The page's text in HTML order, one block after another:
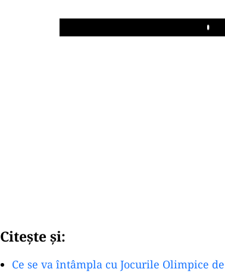
Play
Citește și:
Ce se va întâmpla cu Jocurile Olimpice